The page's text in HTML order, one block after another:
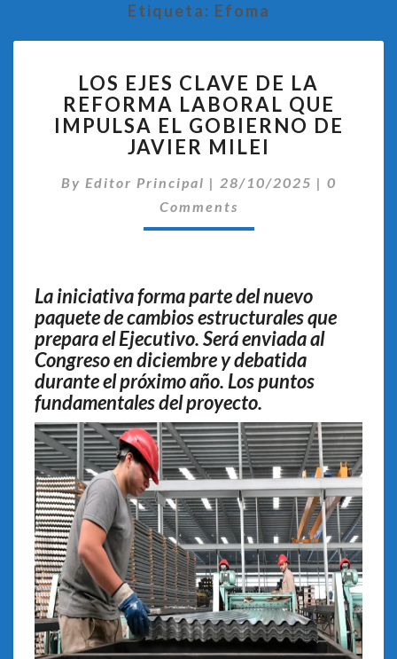
Etiqueta: Efoma
EJES
CLAVE
DE
LA
LABORAL
QUE
JAVIER
MILEI
LOS EJES CLAVE DE LA
REFORMA LABORAL QUE
IMPULSA EL GOBIERNO DE
JAVIER MILEI
By Editor Principal | 28/10/2025 | 0
Comments
La iniciativa forma parte del nuevo
paquete de cambios estructurales que
prepara el Ejecutivo. Será enviada al
Congreso en diciembre y debatida
durante el próximo año. Los puntos
fundamentales del proyecto.